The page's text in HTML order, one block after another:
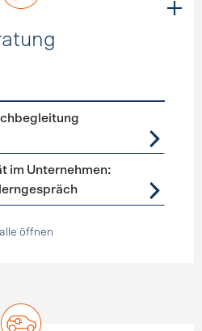
im Unternehmen:
öffnen